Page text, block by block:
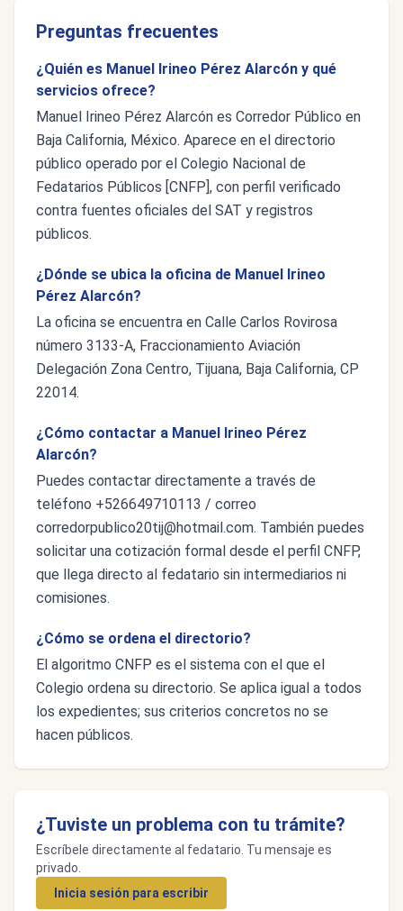
Preguntas frecuentes
¿Quién es Manuel Irineo Pérez Alarcón y qué
servicios ofrece?
Manuel Irineo Pérez Alarcón es Corredor Público en
Baja California, México. Aparece en el directorio
público operado por el Colegio Nacional de
Fedatarios Públicos [CNFP], con perfil verificado
contra fuentes oficiales del SAT y registros
públicos.
¿Dónde se ubica la oficina de Manuel Irineo
Pérez Alarcón?
La oficina se encuentra en Calle Carlos Rovirosa
número 3133-A, Fraccionamiento Aviación
Delegación Zona Centro, Tijuana, Baja California, CP
22014.
¿Cómo contactar a Manuel Irineo Pérez
Alarcón?
Puedes contactar directamente a través de
teléfono +526649710113 / correo
corredorpublico20tij@hotmail.com. También puedes
solicitar una cotización formal desde el perfil CNFP,
que llega directo al fedatario sin intermediarios ni
comisiones.
¿Cómo se ordena el directorio?
El algoritmo CNFP es el sistema con el que el
Colegio ordena su directorio. Se aplica igual a todos
los expedientes; sus criterios concretos no se
hacen públicos.
¿Tuviste un problema con tu trámite?
Escríbele directamente al fedatario. Tu mensaje es
privado.
Inicia sesión para escribir